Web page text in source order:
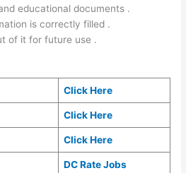
educational documents .
is correctly filled .
of it for future use .
Click Here
Click Here
Click Here
DC Rate Jobs